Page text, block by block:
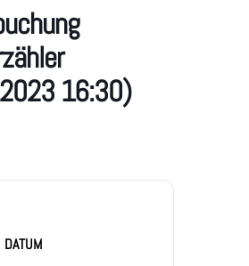
16:30)
DATUM